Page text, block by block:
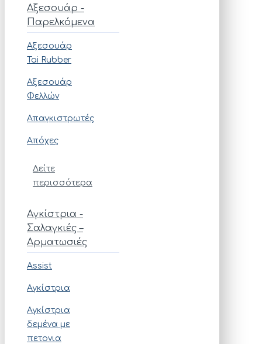
Αξεσουάρ -
Παρελκόμενα
Αξεσουάρ
Tai Rubber
Αξεσουάρ
Φελλών
Απαγκιστρωτές
Απόχες
Δείτε
περισσότερα
Αγκίστρια -
Σαλαγκιές –
Αρματωσιές
Assist
Αγκίστρια
Αγκίστρια
δεμένα με
πετονια